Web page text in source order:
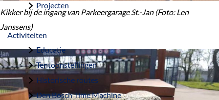
Projecten
Activiteiten
Educatie
Tentoonstellingen
Historische routes
Den Bosch Time Machine
Kikker bij de ingang van Parkeergarage St.-Jan (Foto: Len
Janssens)